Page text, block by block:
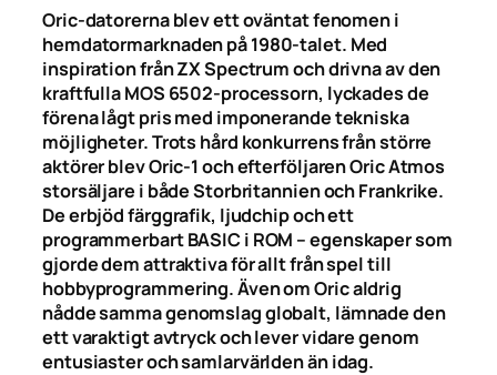
Oric-datorerna blev ett oväntat fenomen i
hemdatormarknaden på 1980-talet. Med
inspiration från ZX Spectrum och drivna av den
kraftfulla MOS 6502-processorn, lyckades de
förena lågt pris med imponerande tekniska
möjligheter. Trots hård konkurrens från större
aktörer blev Oric-1 och efterföljaren Oric Atmos
storsäljare i både Storbritannien och Frankrike.
De erbjöd färggrafik, ljudchip och ett
programmerbart BASIC i ROM – egenskaper som
gjorde dem attraktiva för allt från spel till
hobbyprogrammering. Även om Oric aldrig
nådde samma genomslag globalt, lämnade den
ett varaktigt avtryck och lever vidare genom
entusiaster och samlarvärlden än idag.